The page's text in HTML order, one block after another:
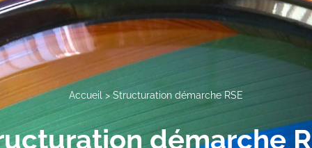
Accueil >Structuration démarche RSE
démarche